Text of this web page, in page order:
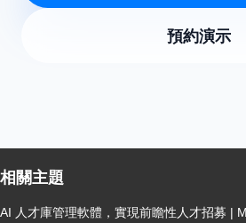
預約演示
相關主題
AI 人才庫管理軟體，實現前瞻性人才招募 |